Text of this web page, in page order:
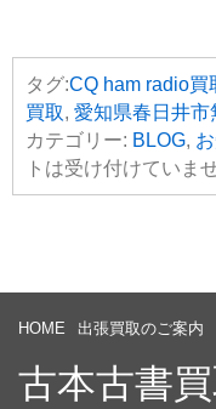
タグ:CQ ham radio買
買取, 愛知県春日井市
カテゴリー: BLOG,
トは受け付けていま
HOME 出張買取のご案内
古本古書